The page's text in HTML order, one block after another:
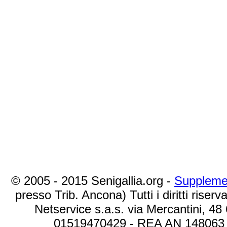
© 2005 - 2015 Senigallia.org -
presso Trib. Ancona) Tutti i diritti
Netservice s.a.s. via Mercantini,
01519470429 - REA AN